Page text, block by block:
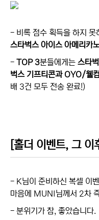
- 비록 점수 획득을 하지 못
스타벅스 아이스 아메리카
- TOP 3분들에게는 스타
벅스 기프티콘과 OYO/웰
배 3건 모두 전송 완료!)
[홀더 이벤트, 그 이
- K님이 준비하신 복셀 이
마음에 MUNI님께서 2차
- 분위기가 참, 좋았습니다.